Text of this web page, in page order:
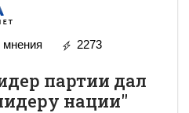
2273
партии дал
нации"